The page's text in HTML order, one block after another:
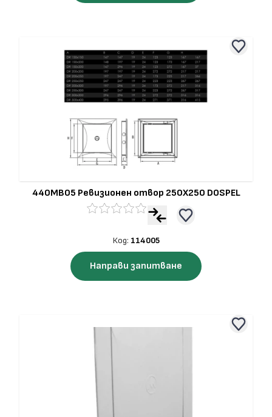
440MB05 Ревизионен отвор 250Х250 DOSPEL
Код: 114005
Направи запитване